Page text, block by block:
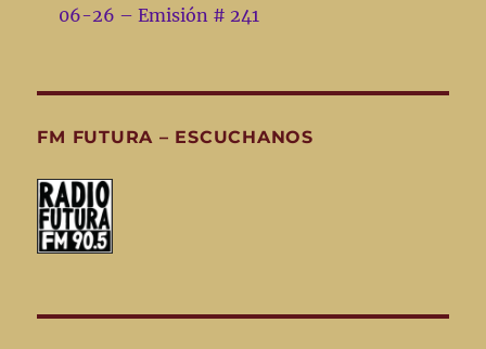
06-26 – Emisión # 241
FM FUTURA – ESCUCHANOS